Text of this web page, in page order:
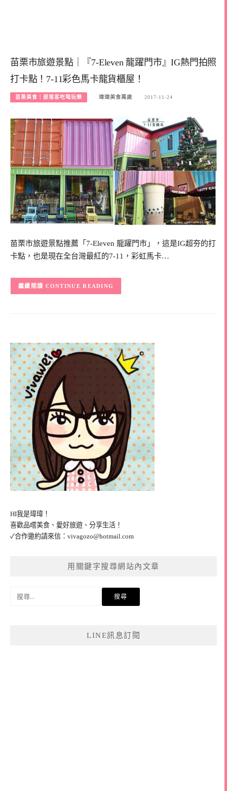
苗栗市旅遊景點｜『7-Eleven 龍躍門市』IG熱門拍照
打卡點！7-11彩色馬卡龍貨櫃屋！
苗栗美食｜部落客吃喝玩樂 瑋瑋美食萬歲 2017-11-24
苗栗市旅遊景點推薦「7-Eleven 龍躍門市」，這是IG超夯的打
卡點，也是現在全台灣最紅的7-11，彩虹馬卡…
CONTINUE READING
HI我是瑋瑋！
喜歡品嚐美食、愛好旅遊、分享生活！
✓合作邀約請來信： vivagozo@hotmail.com
用關鍵字搜尋網站內文章
LINE訊息訂閱